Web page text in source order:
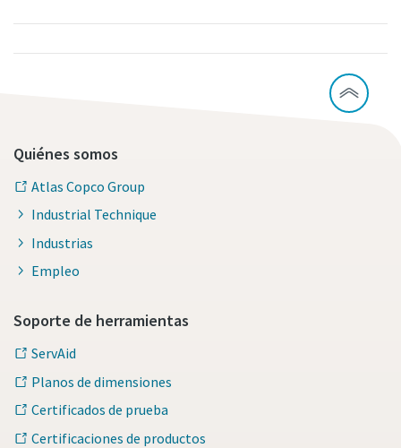
Quiénes somos
Atlas Copco Group
Industrial Technique
Industrias
Empleo
Soporte de herramientas
ServAid
Planos de dimensiones
Certificados de prueba
Certificaciones de productos